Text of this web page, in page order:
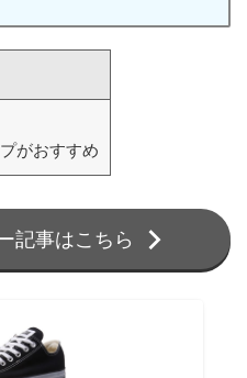
がおすすめ
記事はこちら